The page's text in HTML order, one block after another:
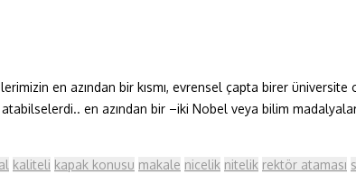
en azından bir kısmı, evrensel çapta birer
en azından bir –iki Nobel veya bilim
kaliteli kapak konusu makale nicelik nitelik rektör ataması